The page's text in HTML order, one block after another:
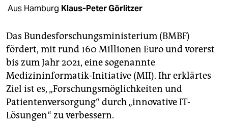
unterstützen
abo
genossenschaft
epaper login
Aus Hamburg Klaus-Peter Görlitzer
Das Bundesforschungs­minis­te­rium (BMBF)
fördert, mit rund 160 Millionen Euro und vorerst
bis zum Jahr 2021, eine sogenannte
Medizininformatik-Initiative (MII). Ihr erklärtes
Ziel ist es, „Forschungsmöglichkeiten und
Patientenversorgung“ durch „innovative IT-
Lösungen“ zu verbessern.­